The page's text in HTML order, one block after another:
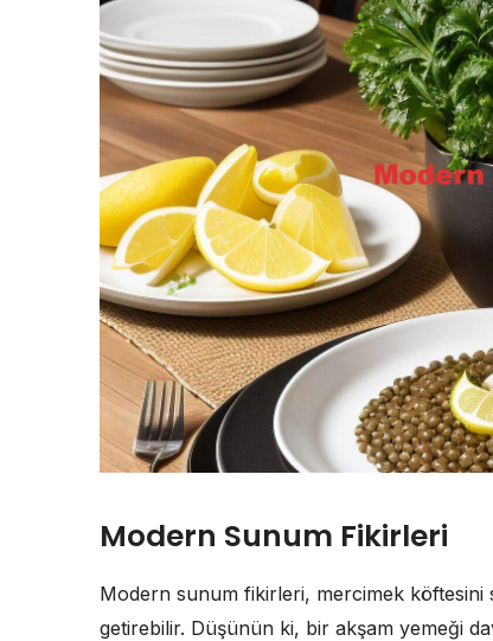
Modern Sunum Fikirleri
Modern sunum fikirleri, mercimek köftesini
getirebilir. Düşünün ki, bir akşam yemeği